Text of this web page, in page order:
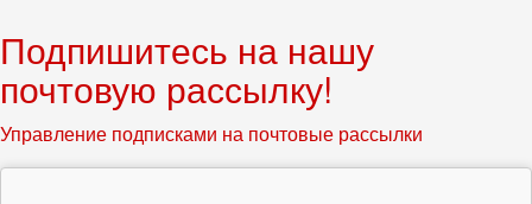
Подпишитесь на нашу
почтовую рассылку!
Управление подписками на почтовые рассылки